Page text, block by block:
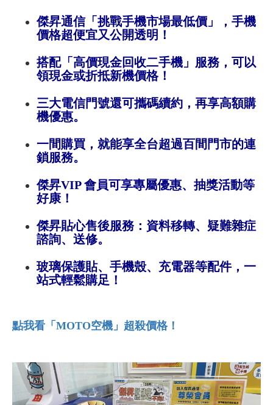
傑昇通信「挑戰手機市場最低價」，手機
價格超便宜又公開透明！
搭配「高價現金回收二手機」服務，可以
領現金或折抵新機價格！
三大電信門號還可攜碼續約，再享高額購
機優惠。
一間購買，就能享全台超過百間門市的連
鎖服務。
傑昇VIP 會員可享專屬優惠、抽獎活動等
好康！
傑昇貼心售後服務：資料移轉、疑難雜症
諮詢、送修。
玻璃保護貼、手機殼、充電器等配件，一
站式輕鬆購足！
點我看「MOTO空機」超殺價格！